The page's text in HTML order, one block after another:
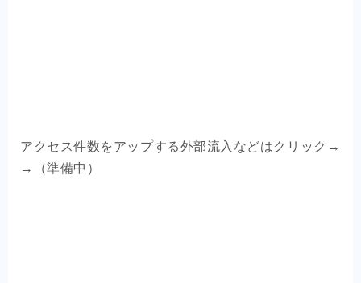
アクセス件数をアップする外部流入などはクリック→
→（準備中）